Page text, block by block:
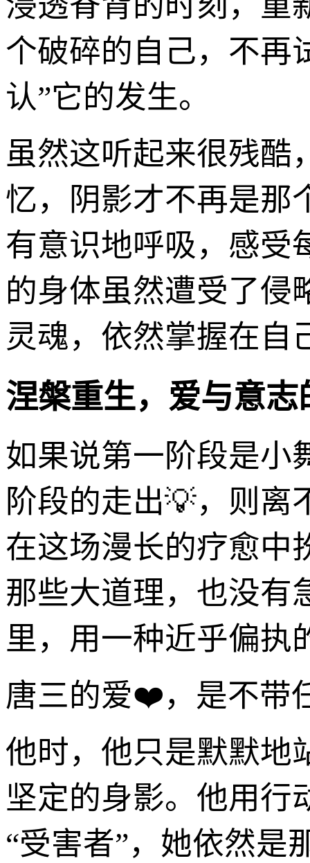
个破碎的自己，不再
认”它的发生。
虽然这听起来很残酷
忆，阴影才不再是那
有意识地呼吸，感受
的身体虽然遭受了侵
灵魂，依然掌握在自
涅槃重生，爱与意志
如果说第一阶段是小
阶段的走出💡，则离
在这场漫长的疗愈中
那些大道理，也没有
里，用一种近乎偏执
唐三的爱❤️，是不带
他时，他只是默默地
坚定的身影。他用行
“受害者”，她依然是